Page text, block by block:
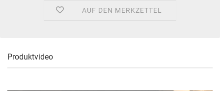
AUF DEN MERKZETTEL
Produktvideo